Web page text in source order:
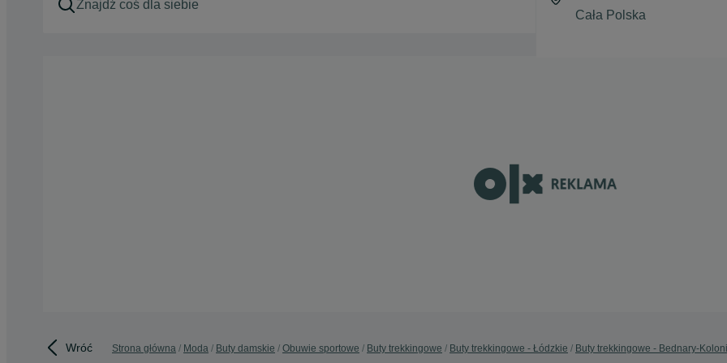
Wróć Strona główna Moda Buty damskie Obuwie sportowe Buty trekkingowe Buty trekkingowe - Łódzkie Buty trekkingowe - Bednary-